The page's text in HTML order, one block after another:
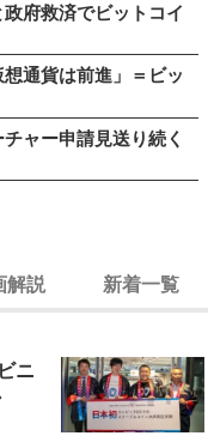
府救済でビットコイ
通貨は前進」＝ビッ
ャー申請見送り続く
解説 新着一覧
ニ